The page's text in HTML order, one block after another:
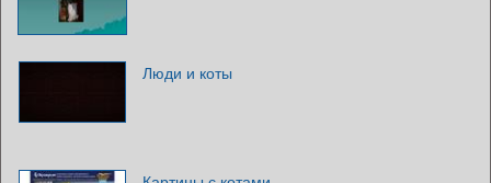
Люди и коты